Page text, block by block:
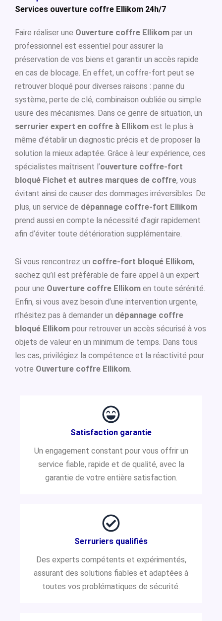
Services ouverture coffre Ellikom 24h/7
Faire réaliser une Ouverture coffre Ellikom par un
professionnel est essentiel pour assurer la
préservation de vos biens et garantir un accès rapide
en cas de blocage. En effet, un coffre-fort peut se
retrouver bloqué pour diverses raisons : panne du
système, perte de clé, combinaison oubliée ou simple
usure des mécanismes. Dans ce genre de situation, un
serrurier expert en coffre à Ellikom est le plus à
même d’établir un diagnostic précis et de proposer la
solution la mieux adaptée. Grâce à leur expérience, ces
spécialistes maîtrisent l’ouverture coffre-fort
bloqué Fichet et autres marques de coffre, vous
évitant ainsi de causer des dommages irréversibles. De
plus, un service de dépannage coffre-fort Ellikom
prend aussi en compte la nécessité d’agir rapidement
afin d’éviter toute détérioration supplémentaire.
Si vous rencontrez un coffre-fort bloqué Ellikom,
sachez qu’il est préférable de faire appel à un expert
pour une Ouverture coffre Ellikom en toute sérénité.
Enfin, si vous avez besoin d’une intervention urgente,
n’hésitez pas à demander un dépannage coffre
bloqué Ellikom pour retrouver un accès sécurisé à vos
objets de valeur en un minimum de temps. Dans tous
les cas, privilégiez la compétence et la réactivité pour
votre Ouverture coffre Ellikom.
Satisfaction garantie
Un engagement constant pour vous offrir un
service fiable, rapide et de qualité, avec la
garantie de votre entière satisfaction.
Serruriers qualifiés
Des experts compétents et expérimentés,
assurant des solutions fiables et adaptées à
toutes vos problématiques de sécurité.